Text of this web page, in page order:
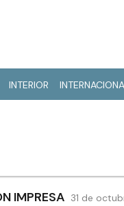
INTERIOR
IMPRESA 31 de